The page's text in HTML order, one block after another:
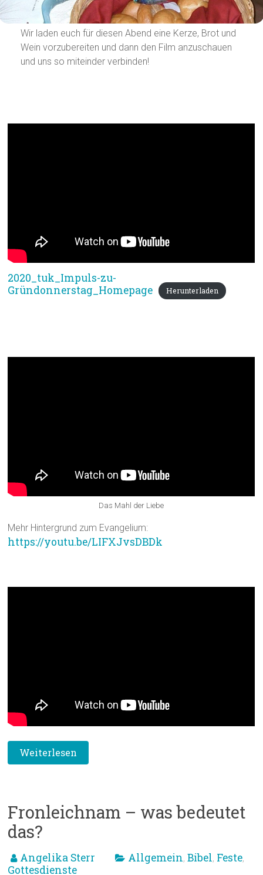
Wir laden euch für diesen Abend eine Kerze, Brot und
Wein vorzubereiten und dann den Film anzuschauen
und uns so miteinder verbinden!
2020_tuk_Impuls-zu-
Gründonnerstag_Homepage
Herunterladen
Das Mahl der Liebe
Mehr Hintergrund zum Evangelium:
https://youtu.be/LIFXJvsDBDk
Weiterlesen
Fronleichnam – was bedeutet
das?
Angelika Sterr Allgemein,Bibel, Feste,
Gottesdienste